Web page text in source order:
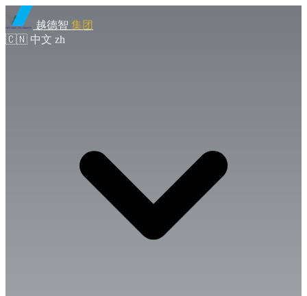
越德智 集团
🇨🇳 中文 zh